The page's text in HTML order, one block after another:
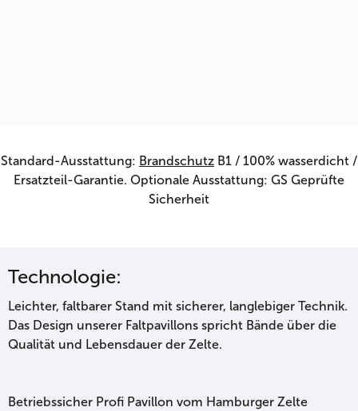
Standard-Ausstattung: Brandschutz B1 / 100% wasserdicht /
Ersatzteil-Garantie. Optionale Ausstattung: GS Geprüfte
Sicherheit
Technologie:
Leichter, faltbarer Stand mit sicherer, langlebiger Technik.
Das Design unserer Faltpavillons spricht Bände über die
Qualität und Lebensdauer der Zelte.
Betriebssicher Profi Pavillon vom Hamburger Zelte